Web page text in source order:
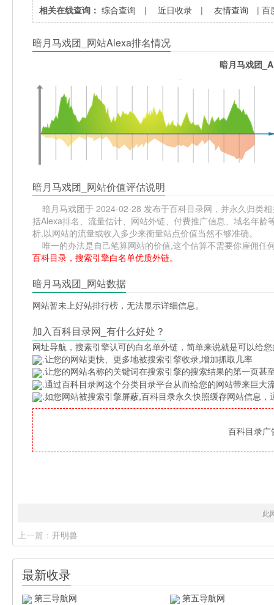
相关在线查询： 综合查询 |近日收录 |友情查询 |百
暗月马戏团_网站Alexa排名情况
暗月马戏团
暗月马戏团_网站价值评估说明
暗月马戏团于 2024-02-28 发布于百科目录网，并永久归类
括Alexa排名、流量估计、网站外链、付费推广信息、域名年
析,以网站的流量或收入多少来衡量站点价值当然不够准确。
唯一的办法是自己笔算网站的价值,这个估算不需要你雇佣任
百科目录，搜索引擎白名单优质外链。
暗月马戏团_网站数据
网站暂未上好站排行榜，无法显示详细信息。
加入百科目录网_有什么好处？
网址导航 ，搜素引擎认可的白名单外链，简单来说就是可以给
.让您的网站更快、更多地被搜索引擎收录,增加抓取几率
.让您的网站名称的关键词在搜索引擎的搜索结果的第一页甚
.通过百科目录网这个分类目录平台从而给您的网站带来巨大
.如您网站被搜索引擎屏蔽,百科目录永久快照缓存网站信息
百科目录
此
上一篇： 开明兽
最新收录
第三导航网
第五导航网